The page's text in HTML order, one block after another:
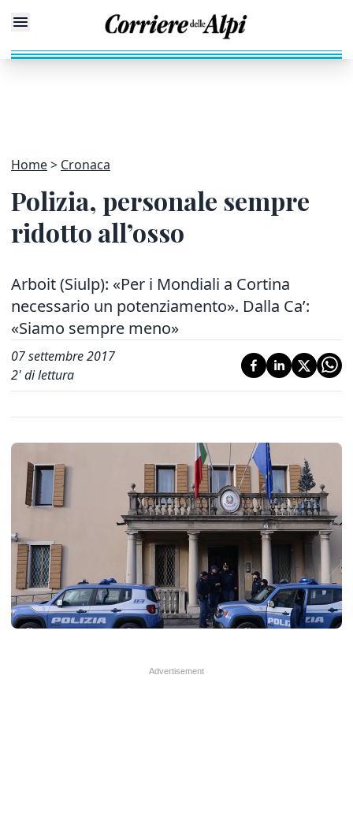
Home Cronaca
Polizia, personale sempre
ridotto all’osso
Arboit (Siulp): «Per i Mondiali a Cortina
necessario un potenziamento». Dalla Ca’:
«Siamo sempre meno»
07 settembre 2017
2' di lettura